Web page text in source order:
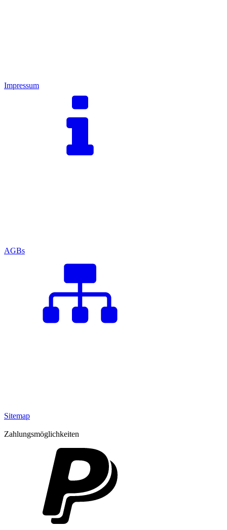
Impressum
AGBs
Sitemap
Zahlungsmöglichkeiten